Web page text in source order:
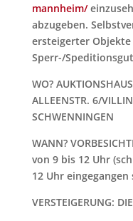
mannheim/
abzugeben.
ersteigerter Objekte
Sperr-/
WO?
ALLEENSTR. 6/
SCHWENNINGEN
WANN?
von 9 bis 12 Uhr
12 Uhr eingegangen
VERSTEIGERUNG: